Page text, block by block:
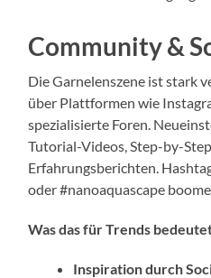
Community &
Die Garnelenszene ist stark
über Plattformen wie
spezialisierte Foren.
Tutorial-Videos, Step-by-
Erfahrungsberichten.
oder #nanoaquascape
Was das für Trends
Inspiration durch